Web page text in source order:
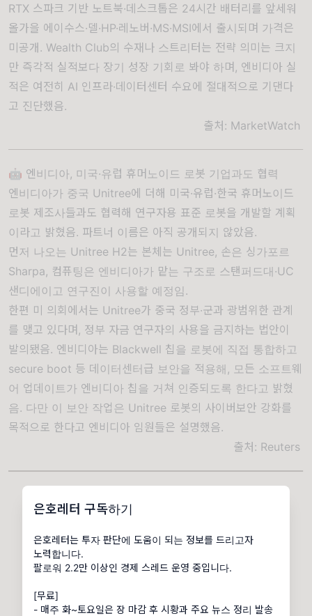
은호레터 구독하기
은호레터는 투자 판단에 도움이 되는 정보를 드리고자
노력합니다.
팔로워 2.2만 이상인 경제 스레드 운영 중입니다.
[무료]
- 매주 화~토요일은 장 마감 후 시황과 주요 뉴스 정리 발송
RTX 스파크 기반 노트북·데스크톱은 24시간 배터리를 앞세워
올가을 에이수스·델·HP·레노버·MS·MSI에서 출시되며 가격은
미공개. Wealth Club의 수재나 스트리터는 전략 의미는 크지
만 즉각적 실적보다 장기 성장 기회로 봐야 하며, 엔비디아 실
적은 여전히 AI 인프라·데이터센터 수요에 절대적으로 기댄다
고 진단했음.
출처: MarketWatch
🤖 엔비디아, 미국·유럽 휴머노이드 로봇 기업과도 협력
엔비디아가 중국 Unitree에 더해 미국·유럽·한국 휴머노이드
로봇 제조사들과도 협력해 연구자용 표준 로봇을 개발할 계획
이라고 밝혔음. 파트너 이름은 아직 공개되지 않았음.
먼저 나오는 Unitree H2는 본체는 Unitree, 손은 싱가포르
Sharpa, 컴퓨팅은 엔비디아가 맡는 구조로 스탠퍼드대·UC
샌디에이고 연구진이 사용할 예정임.
한편 미 의회에서는 Unitree가 중국 정부·군과 광범위한 관계
를 맺고 있다며, 정부 자금 연구자의 사용을 금지하는 법안이
발의됐음. 엔비디아는 Blackwell 칩을 로봇에 직접 통합하고
secure boot 등 데이터센터급 보안을 적용해, 모든 소프트웨
어 업데이트가 엔비디아 칩을 거쳐 인증되도록 한다고 밝혔
음. 다만 이 보안 작업은 Unitree 로봇의 사이버보안 강화를
목적으로 한다고 엔비디아 임원들은 설명했음.
출처: Reuters